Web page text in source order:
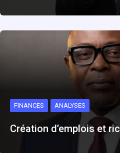
FINANCES ANALYSES
Création d’emplois et